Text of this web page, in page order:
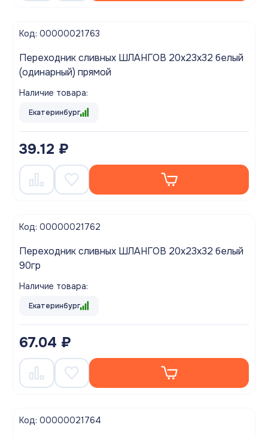
Код: 00000021763
Переходник сливных ШЛАНГОВ 20х23х32 белый
(одинарный) прямой
Наличие товара:
Екатеринбург
39.12 ₽
Код: 00000021762
Переходник сливных ШЛАНГОВ 20х23х32 белый
90гр
Наличие товара:
Екатеринбург
67.04 ₽
Код: 00000021764